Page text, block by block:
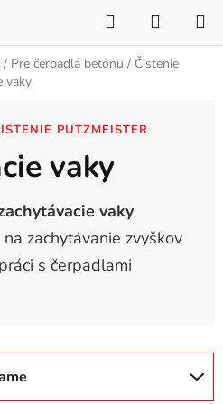
Hľadať
KOŠÍK
/ Pre čerpadlá betónu / Čistenie
vaky
PUTZMEISTER
vaky
vaky
na zachytávanie zvyškov
s čerpadlami